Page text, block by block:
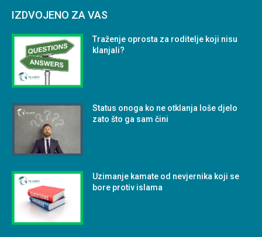
IZDVOJENO ZA VAS
Traženje oprosta za roditelje koji nisu
klanjali?
Status onoga ko ne otklanja loše djelo
zato što ga sam čini
Uzimanje kamate od nevjernika koji se
bore protiv islama